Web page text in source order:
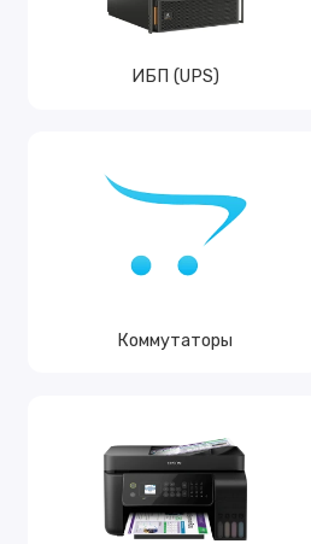
ИБП (UPS)
Коммутаторы